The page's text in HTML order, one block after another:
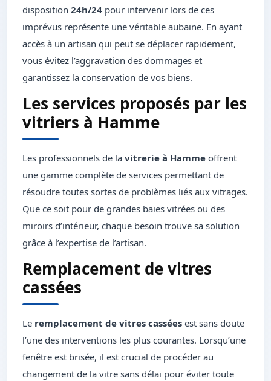
disposition 24h/24 pour intervenir lors de ces
imprévus représente une véritable aubaine. En ayant
accès à un artisan qui peut se déplacer rapidement,
vous évitez l’aggravation des dommages et
garantissez la conservation de vos biens.
Les services proposés par les
vitriers à Hamme
Les professionnels de la vitrerie à Hamme offrent
une gamme complète de services permettant de
résoudre toutes sortes de problèmes liés aux vitrages.
Que ce soit pour de grandes baies vitrées ou des
miroirs d’intérieur, chaque besoin trouve sa solution
grâce à l’expertise de l’artisan.
Remplacement de vitres
cassées
Le remplacement de vitres cassées est sans doute
l’une des interventions les plus courantes. Lorsqu’une
fenêtre est brisée, il est crucial de procéder au
changement de la vitre sans délai pour éviter toute